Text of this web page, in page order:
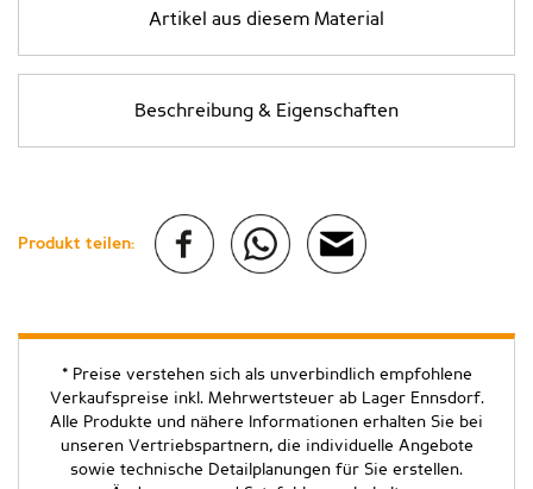
Artikel aus diesem Material
Beschreibung & Eigenschaften
Produkt teilen:
* Preise verstehen sich als unverbindlich empfohlene
Verkaufspreise inkl. Mehrwertsteuer ab Lager Ennsdorf.
Alle Produkte und nähere Informationen erhalten Sie bei
unseren Vertriebspartnern, die individuelle Angebote
sowie technische Detailplanungen für Sie erstellen.